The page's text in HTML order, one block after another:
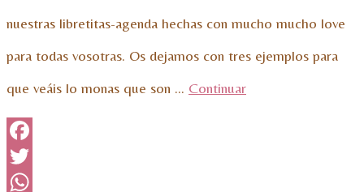
nuestras libretitas-agenda hechas con mucho mucho love
para todas vosotras. Os dejamos con tres ejemplos para
que veáis lo monas que son … Continuar
Facebook
Twitter